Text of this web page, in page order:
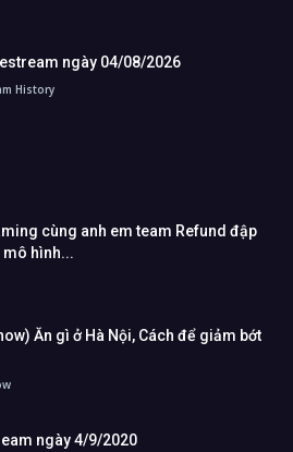
ngày 04/08/2026
History
cùng anh em team Refund đập
mô hình...
Ăn gì ở Hà Nội, Cách để giảm bớt
ngày 4/9/2020